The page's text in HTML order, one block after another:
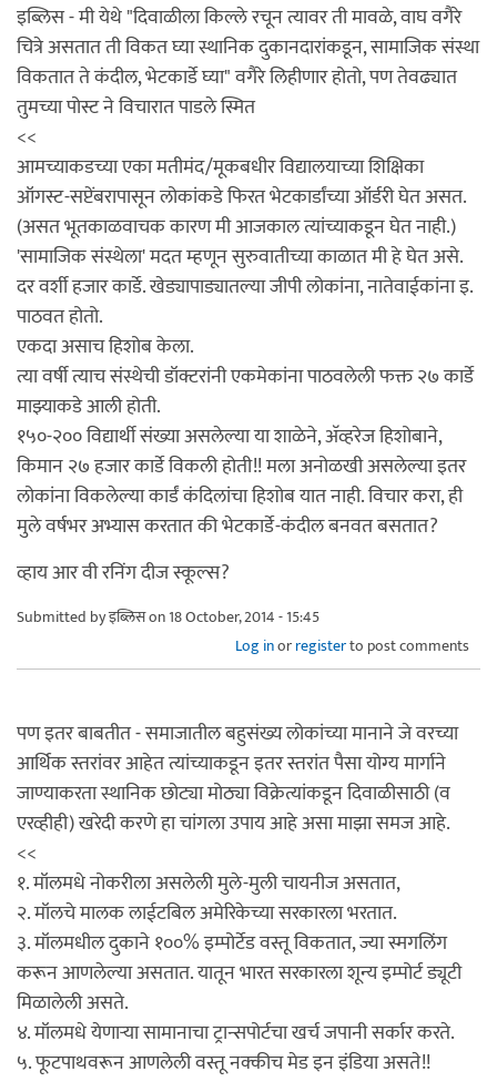
इब्लिस - मी येथे "दिवाळीला किल्ले रचून त्यावर ती मावळे, वाघ वगैरे
चित्रे असतात ती विकत घ्या स्थानिक दुकानदारांकडून, सामाजिक संस्था
विकतात ते कंदील, भेटकार्डे घ्या" वगैरे लिहीणार होतो, पण तेवढ्यात
तुमच्या पोस्ट ने विचारात पाडले स्मित
<<
आमच्याकडच्या एका मतीमंद/मूकबधीर विद्यालयाच्या शिक्षिका
ऑगस्ट-सप्टेंबरापासून लोकांकडे फिरत भेटकार्डांच्या ऑर्डरी घेत असत.
(असत भूतकाळवाचक कारण मी आजकाल त्यांच्याकडून घेत नाही.)
'सामाजिक संस्थेला' मदत म्हणून सुरुवातीच्या काळात मी हे घेत असे.
दर वर्शी हजार कार्डे. खेड्यापाड्यातल्या जीपी लोकांना, नातेवाईकांना इ.
पाठवत होतो.
एकदा असाच हिशोब केला.
त्या वर्षी त्याच संस्थेची डॉक्टरांनी एकमेकांना पाठवलेली फक्त २७ कार्डे
माझ्याकडे आली होती.
१५०-२०० विद्यार्थी संख्या असलेल्या या शाळेने, अ‍ॅव्हरेज हिशोबाने,
किमान २७ हजार कार्डे विकली होती!! मला अनोळखी असलेल्या इतर
लोकांना विकलेल्या कार्डं कंदिलांचा हिशोब यात नाही. विचार करा, ही
मुले वर्षभर अभ्यास करतात की भेटकार्डे-कंदील बनवत बसतात?
व्हाय आर वी रनिंग दीज स्कूल्स?
Submitted byइब्लिसon 18 October, 2014 - 15:45
Log inorregisterto post comments
पण इतर बाबतीत - समाजातील बहुसंख्य लोकांच्या मानाने जे वरच्या
आर्थिक स्तरांवर आहेत त्यांच्याकडून इतर स्तरांत पैसा योग्य मार्गाने
जाण्याकरता स्थानिक छोट्या मोठ्या विक्रेत्यांकडून दिवाळीसाठी (व
एरव्हीही) खरेदी करणे हा चांगला उपाय आहे असा माझा समज आहे.
<<
१. मॉलमधे नोकरीला असलेली मुले-मुली चायनीज असतात,
२. मॉलचे मालक लाईटबिल अमेरिकेच्या सरकारला भरतात.
३. मॉलमधील दुकाने १००% इम्पोर्टेड वस्तू विकतात, ज्या स्मगलिंग
करून आणलेल्या असतात. यातून भारत सरकारला शून्य इम्पोर्ट ड्यूटी
मिळालेली असते.
४. मॉलमधे येणार्‍या सामानाचा ट्रान्सपोर्टचा खर्च जपानी सर्कार करते.
५. फूटपाथवरून आणलेली वस्तू नक्कीच मेड इन इंडिया असते!!